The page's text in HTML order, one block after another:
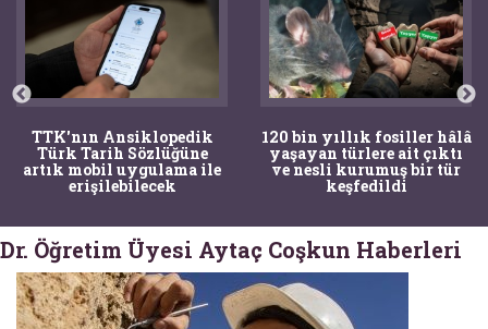
TTK'nın Ansiklopedik
Türk Tarih Sözlüğüne
artık mobil uygulama ile
erişilebilecek
120 bin yıllık fosiller hâlâ
yaşayan türlere ait çıktı
ve nesli kurumuş bir tür
keşfedildi
Dr. Öğretim Üyesi Aytaç Coşkun Haberleri